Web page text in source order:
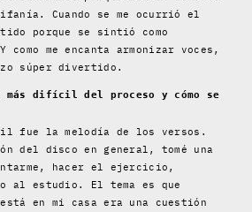
Cuando se me ocurrió el
porque se sintió como
me encanta armonizar voces,
súper divertido.
más difícil del proceso y cómo se
fue la melodía de los versos.
del disco en general, tomé una
hacer el ejercicio,
al estudio. El tema es que
en mi casa era una cuestión